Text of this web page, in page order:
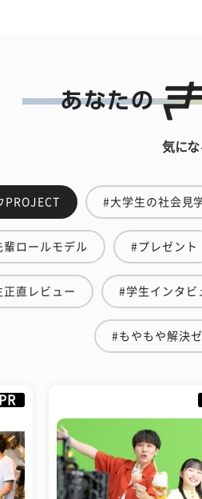
気にな
PROJECT #大学生の社会見
輩ロールモデル #プレゼント
正直レビュー #学生インタビ
#もやもや解決
PR